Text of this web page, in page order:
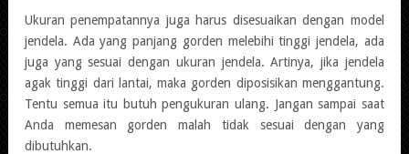
Ukuran penempatannya juga harus disesuaikan dengan model
jendela. Ada yang panjang gorden melebihi tinggi jendela, ada
juga yang sesuai dengan ukuran jendela. Artinya, jika jendela
agak tinggi dari lantai, maka gorden diposisikan menggantung.
Tentu semua itu butuh pengukuran ulang. Jangan sampai saat
Anda memesan gorden malah tidak sesuai dengan yang
dibutuhkan.